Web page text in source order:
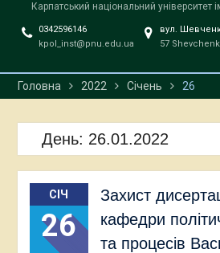
Карпатський національний університет
0342596146
kpol_inst@pnu.edu.ua
вул.
57
Головна 2022 Січень 26
День: 26.01.2022
СІЧ
26
Захист
кафедри
та процесів